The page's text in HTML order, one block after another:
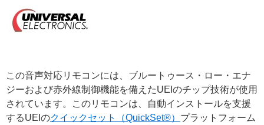
この音声対応リモコンには、ブルートゥース・ロー・エナ
ジーおよび赤外線制御機能を備えたUEIのチップ技術が使用
されています。このリモコンは、自動インストールを支援
するUEIのクイックセット（QuickSet®） プラットフォーム